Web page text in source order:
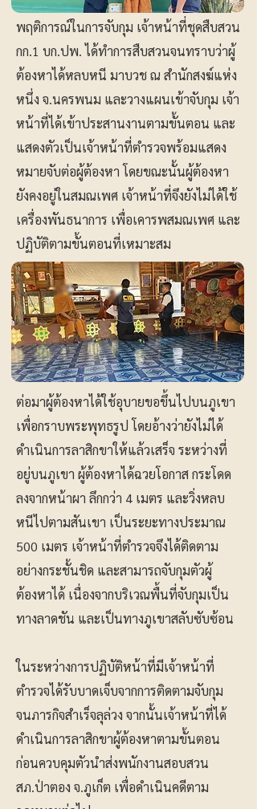
พฤติการณ์ในการจับกุม เจ้าหน้าที่ชุดสืบสวน
กก.1 บก.ปพ. ได้ทำการสืบสวนจนทราบว่าผู้
ต้องหาได้หลบหนี มาบวช ณ สำนักสงฆ์แห่ง
หนึ่ง จ.นครพนม และวางแผนเข้าจับกุม เจ้า
หน้าที่ได้เข้าประสานงานตามขั้นตอน และ
แสดงตัวเป็นเจ้าหน้าที่ตำรวจพร้อมแสดง
หมายจับต่อผู้ต้องหา โดยขณะนั้นผู้ต้องหา
ยังคงอยู่ในสมณเพศ เจ้าหน้าที่จึงยังไม่ได้ใช้
เครื่องพันธนาการ เพื่อเคารพสมณเพศ และ
ปฏิบัติตามขั้นตอนที่เหมาะสม
ต่อมาผู้ต้องหาได้ใช้อุบายขอขึ้นไปบนภูเขา
เพื่อกราบพระพุทธรูป โดยอ้างว่ายังไม่ได้
ดำเนินการลาสิกขาให้แล้วเสร็จ ระหว่างที่
อยู่บนภูเขา ผู้ต้องหาได้ฉวยโอกาส กระโดด
ลงจากหน้าผา ลึกกว่า 4 เมตร และวิ่งหลบ
หนีไปตามสันเขา เป็นระยะทางประมาณ
500 เมตร เจ้าหน้าที่ตำรวจจึงได้ติดตาม
อย่างกระชั้นชิด และสามารถจับกุมตัวผู้
ต้องหาได้ เนื่องจากบริเวณพื้นที่จับกุมเป็น
ทางลาดชัน และเป็นทางภูเขาสลับซับซ้อน
ในระหว่างการปฏิบัติหน้าที่มีเจ้าหน้าที่
ตำรวจได้รับบาดเจ็บจากการติดตามจับกุม
จนภารกิจสำเร็จลุล่วง จากนั้นเจ้าหน้าที่ได้
ดำเนินการลาสิกขาผู้ต้องหาตามขั้นตอน
ก่อนควบคุมตัวนำส่งพนักงานสอบสวน
สภ.ป่าตอง จ.ภูเก็ต เพื่อดำเนินคดีตาม